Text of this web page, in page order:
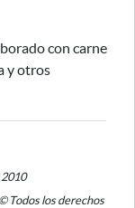
con carne
y otros
Todos los derechos